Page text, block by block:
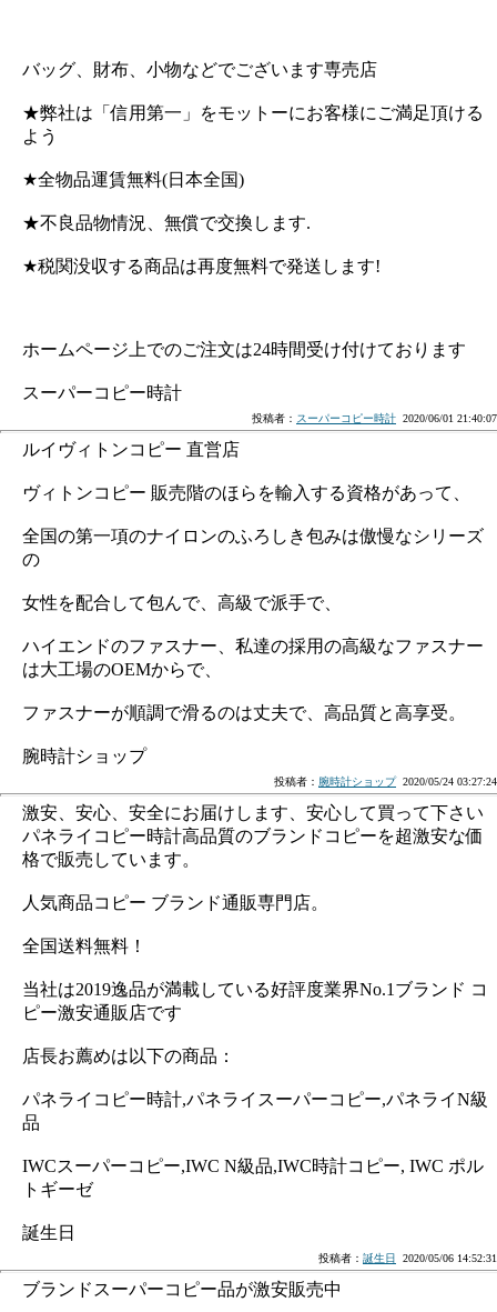
バッグ、財布、小物などでございます専売店
★弊社は「信用第一」をモットーにお客様にご満足頂ける
よう
★全物品運賃無料(日本全国)
★不良品物情況、無償で交換します.
★税関没収する商品は再度無料で発送します!
ホームページ上でのご注文は24時間受け付けております
スーパーコピー時計
投稿者： スーパーコピー時計 2020/06/01 21:40:07
ルイヴィトンコピー 直営店
ヴィトンコピー 販売階のほらを輸入する資格があって、
全国の第一項のナイロンのふろしき包みは傲慢なシリーズ
の
女性を配合して包んで、高級で派手で、
ハイエンドのファスナー、私達の採用の高級なファスナー
は大工場のOEMからで、
ファスナーが順調で滑るのは丈夫で、高品質と高享受。
腕時計ショップ
投稿者： 腕時計ショップ2020/05/24 03:27:24
激安、安心、安全にお届けします、安心して買って下さい
パネライコピー時計高品質のブランドコピーを超激安な価
格で販売しています。
人気商品コピー ブランド通販専門店。
全国送料無料！
当社は2019逸品が満載している好評度業界No.1ブランド コ
ピー激安通販店です
店長お薦めは以下の商品：
パネライコピー時計,パネライスーパーコピー,パネライN級
品
IWCスーパーコピー,IWC N級品,IWC時計コピー, IWC ポル
トギーゼ
誕生日
投稿者： 誕生日 2020/05/06 14:52:31
ブランドスーパーコピー品が激安販売中